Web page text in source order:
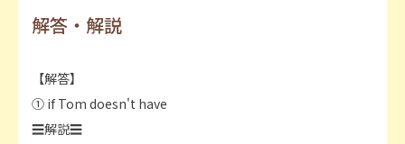
解答・解説
【解答】
① if Tom doesn't have
☰解説☰